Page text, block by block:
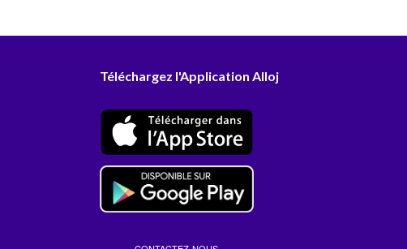
Téléchargez l'Application Alloj